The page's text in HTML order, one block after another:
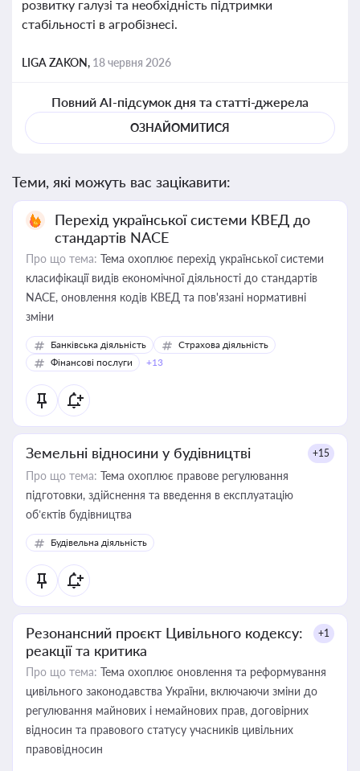
розвитку галузі та необхідність підтримки
стабільності в агробізнесі.
LIGA ZAKON, 18 червня 2026
Повний AI-підсумок дня та статті-джерела
ОЗНАЙОМИТИСЯ
Теми, які можуть вас зацікавити:
Перехід української системи КВЕД до
стандартів NACE
Про що тема: Тема охоплює перехід української системи
класифікації видів економічної діяльності до стандартів
NACE, оновлення кодів КВЕД та пов'язані нормативні
зміни
Банківська діяльність
Страхова діяльність
Фінансові послуги
+13
Земельні відносини у будівництві +15
Про що тема: Тема охоплює правове регулювання
підготовки, здійснення та введення в експлуатацію
об’єктів будівництва
Будівельна діяльність
Резонансний проєкт Цивільного кодексу:
реакції та критика
+1
Про що тема: Тема охоплює оновлення та реформування
цивільного законодавства України, включаючи зміни до
регулювання майнових і немайнових прав, договірних
відносин та правового статусу учасників цивільних
правовідносин